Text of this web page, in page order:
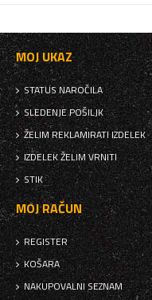
MOJ UKAZ
STATUS NAROČILA
SLEDENJE POŠILJK
ŽELIM REKLAMIRATI IZDELEK
IZDELEK ŽELIM VRNITI
STIK
MOJ RAČUN
REGISTER
KOŠARA
NAKUPOVALNI SEZNAM